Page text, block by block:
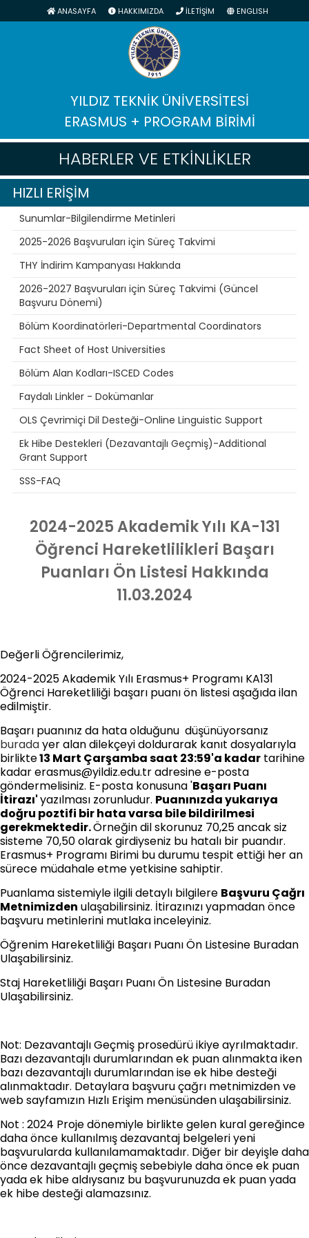
ANASAYFA HAKKIMIZDA İLETİŞİM ENGLISH
YILDIZ TEKNİK ÜNİVERSİTESİ
ERASMUS + PROGRAM BİRİMİ
HABERLER VE ETKİNLİKLER
HIZLI ERİŞİM
Sunumlar-Bilgilendirme Metinleri
2025-2026 Başvuruları için Süreç Takvimi
THY İndirim Kampanyası Hakkında
2026-2027 Başvuruları için Süreç Takvimi (Güncel
Başvuru Dönemi)
Bölüm Koordinatörleri-Departmental Coordinators
Fact Sheet of Host Universities
Bölüm Alan Kodları-ISCED Codes
Faydalı Linkler - Dokümanlar
OLS Çevrimiçi Dil Desteği-Online Linguistic Support
Ek Hibe Destekleri (Dezavantajlı Geçmiş)-Additional
Grant Support
SSS-FAQ
2024-2025 Akademik Yılı KA-131
Öğrenci Hareketlilikleri Başarı
Puanları Ön Listesi Hakkında
11.03.2024
Değerli Öğrencilerimiz,
2024-2025 Akademik Yılı Erasmus+ Programı KA131
Öğrenci Hareketliliği başarı puanı ön listesi aşağıda ilan
edilmiştir.
Başarı puanınız da hata olduğunu düşünüyorsanız
buradayer alan dilekçeyi doldurarak kanıt dosyalarıyla
birlikte13 Mart Çarşamba saat 23:59'a kadar tarihine
kadar erasmus@yildiz.edu.tr adresine e-posta
göndermelisiniz. E-posta konusuna 'Başarı Puanı
İtirazı'yazılması zorunludur. Puanınızda yukarıya
doğru poztifi bir hata varsa bile bildirilmesi
gerekmektedir.Örneğin dil skorunuz 70,25 ancak siz
sisteme 70,50 olarak girdiyseniz bu hatalı bir puandır.
Erasmus+ Programı Birimi bu durumu tespit ettiği her an
sürece müdahale etme yetkisine sahiptir.
Puanlama sistemiyle ilgili detaylı bilgilere Başvuru Çağrı
Metnimizden ulaşabilirsiniz. İtirazınızı yapmadan önce
başvuru metinlerini mutlaka inceleyiniz.
Öğrenim Hareketliliği Başarı Puanı Ön Listesine Buradan
Ulaşabilirsiniz.
Staj Hareketliliği Başarı Puanı Ön Listesine Buradan
Ulaşabilirsiniz.
Not: Dezavantajlı Geçmiş prosedürü ikiye ayrılmaktadır.
Bazı dezavantajlı durumlarından ek puan alınmakta iken
bazı dezavantajlı durumlarından ise ek hibe desteği
alınmaktadır. Detaylara başvuru çağrı metnimizden ve
web sayfamızın Hızlı Erişim menüsünden ulaşabilirsiniz.
Not : 2024 Proje dönemiyle birlikte gelen kural gereğince
daha önce kullanılmış dezavantaj belgeleri yeni
başvurularda kullanılamamaktadır. Diğer bir deyişle daha
önce dezavantajlı geçmiş sebebiyle daha önce ek puan
yada ek hibe aldıysanız bu başvurunuzda ek puan yada
ek hibe desteği alamazsınız.